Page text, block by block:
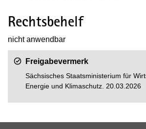
Rechtsbehelf
nicht anwendbar
Freigabevermerk
Sächsisches Staatsministerium für
Energie und Klimaschutz. 20.03.2026